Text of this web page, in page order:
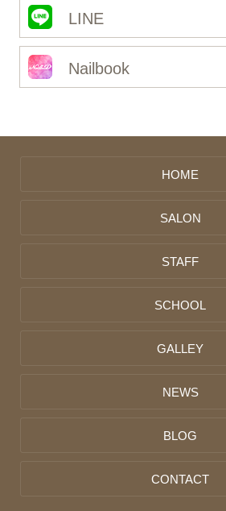
LINE
Nailbook
HOME
SALON
STAFF
SCHOOL
GALLEY
NEWS
BLOG
CONTACT